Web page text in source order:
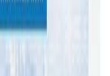
१ बाट लागु गर्ने भएको छ ।
भने यसअघिकै
। वेष्टर्न अष्ट्रेलियामा
मात्रै बन्द स्थानमा